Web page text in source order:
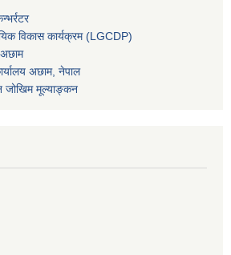
विकास कार्यक्रम (LGCDP)
अछाम, नेपाल
जोखिम मूल्याङ्कन